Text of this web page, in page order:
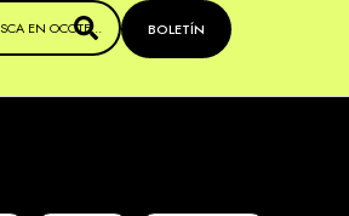
BOLETÍN